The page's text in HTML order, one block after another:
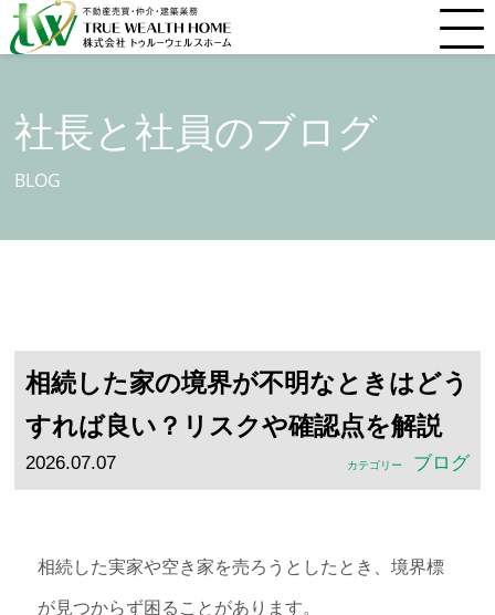
社長と社員のブログ
BLOG
相続した家の境界が不明なときはどう
すれば良い？リスクや確認点を解説
2026.07.07 ブログ
相続した実家や空き家を売ろうとしたとき、境界標
が見つからず困ることがあります。